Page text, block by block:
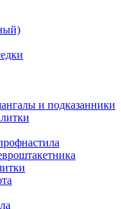
и подказанники